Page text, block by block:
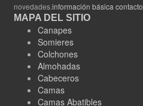
novedades.información básica contacto
MAPA DEL SITIO
Canapes
Somieres
Colchones
Almohadas
Cabeceros
Camas
Camas Abatibles